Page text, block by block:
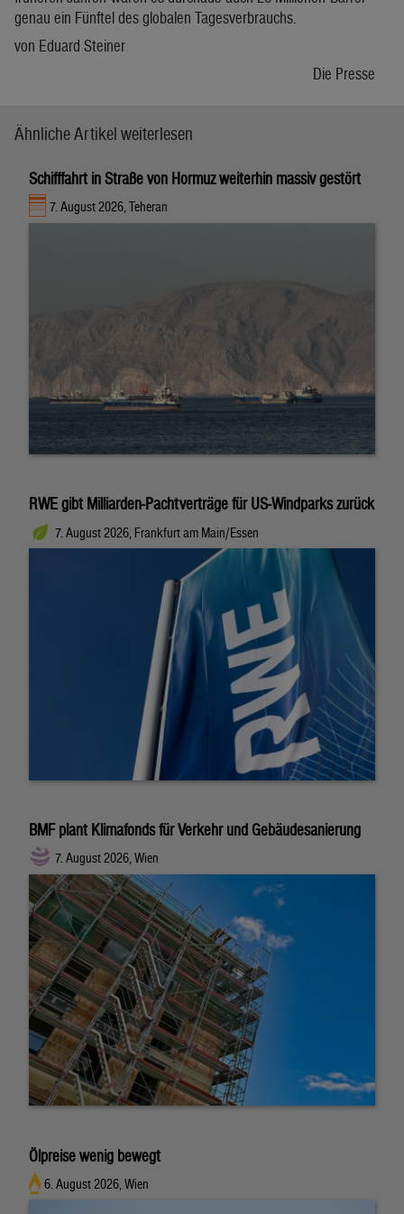
genau ein Fünftel des globalen Tagesverbrauchs.
von Eduard Steiner
Die Presse
Ähnliche Artikel weiterlesen
Schifffahrt in Straße von Hormuz weiterhin massiv gestört
7. August 2026, Teheran
RWE gibt Milliarden-Pachtverträge für US-Windparks zurück
7. August 2026, Frankfurt am Main/Essen
BMF plant Klimafonds für Verkehr und Gebäudesanierung
7. August 2026, Wien
Ölpreise wenig bewegt
6. August 2026, Wien